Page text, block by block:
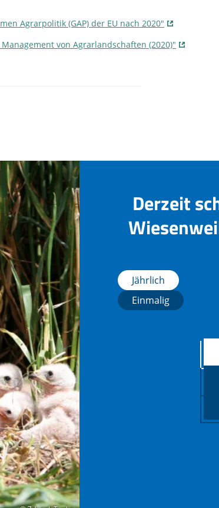
Agrarpolitik (GAP) der EU nach 2020"
von Agrarlandschaften (2020)"
Derzeit
Jährlich
Einmalig